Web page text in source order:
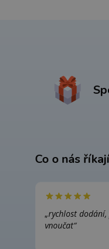
Co o nás
„rychlost
vnoučat“